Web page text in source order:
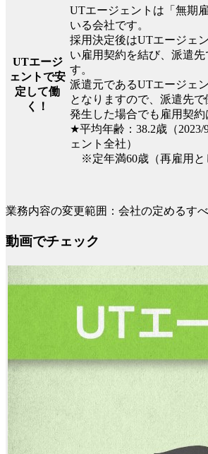
UTエージ
ェントで安
定して働
く！
UTエージェントは「無期
いる会社です。
採用決定後はUTエージェ
い雇用契約を結び、派遣
す。
派遣元であるUTエージェ
となりますので、派遣先
発生した場合でも雇用契約
★平均年齢：38.2歳（2023/
ェント全社）
※定年満60歳（再雇用と
業務内容の変更範囲：会社の定めるす
動画でチェック